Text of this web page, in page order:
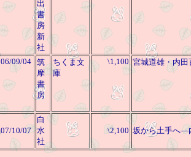
出
書
房
新
社
06/09/04 筑
摩
書
房
ちくま文
庫
\1,100 宮城道雄・内
07/10/07
白
水
社
\2,100 坂から土手へ